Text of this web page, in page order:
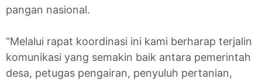
pangan nasional.
“Melalui rapat koordinasi ini kami berharap terjalin
komunikasi yang semakin baik antara pemerintah
desa, petugas pengairan, penyuluh pertanian,